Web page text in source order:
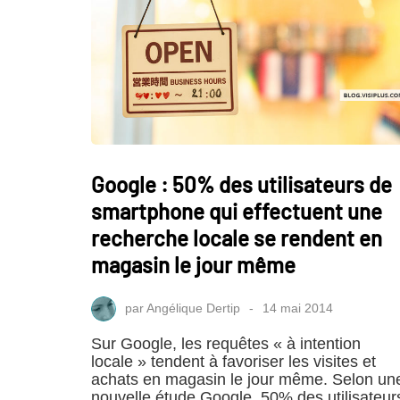
Google : 50% des utilisateurs de
smartphone qui effectuent une
recherche locale se rendent en
magasin le jour même
parAngélique Dertip 14 mai 2014
Sur Google, les requêtes « à intention
locale » tendent à favoriser les visites et
achats en magasin le jour même. Selon